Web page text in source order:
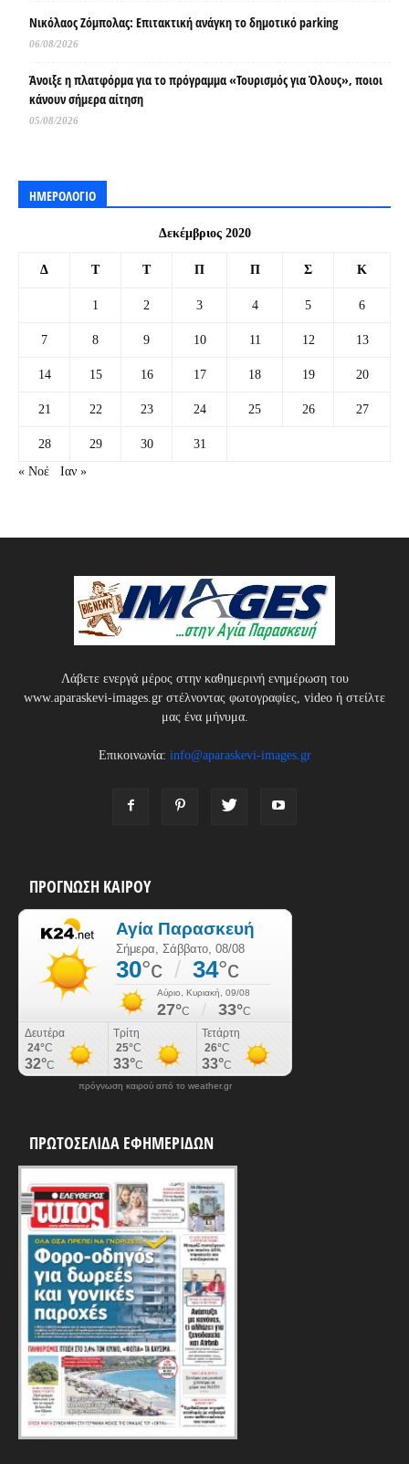
Νικόλαος Ζόμπολας: Επιτακτική ανάγκη το δημοτικό parking
06/08/2026
Άνοιξε η πλατφόρμα για το πρόγραμμα «Τουρισμός για Όλους», ποιοι
κάνουν σήμερα αίτηση
05/08/2026
ΗΜΕΡΟΛΟΓΙΟ
Δεκέμβριος 2020
Δ Τ Τ Π Π Σ Κ
1 2 3 4 5 6
7 8 9 10 11 12 13
14 15 16 17 18 19 20
21 22 23 24 25 26 27
28 29 30
31
« Νοέ
Ιαν »
Λάβετε ενεργά μέρος στην καθημερινή ενημέρωση του
www.aparaskevi-images.gr στέλνοντας φωτογραφίες, video ή στείλτε
μας ένα μήνυμα.
Επικοινωνία: info@aparaskevi-images.gr
ΠΡΟΓΝΩΣΗ ΚΑΙΡΟΥ
πρόγνωση καιρού από το weather.gr
ΠΡΩΤΟΣΕΛΙΔΑ ΕΦΗΜΕΡΙΔΩΝ